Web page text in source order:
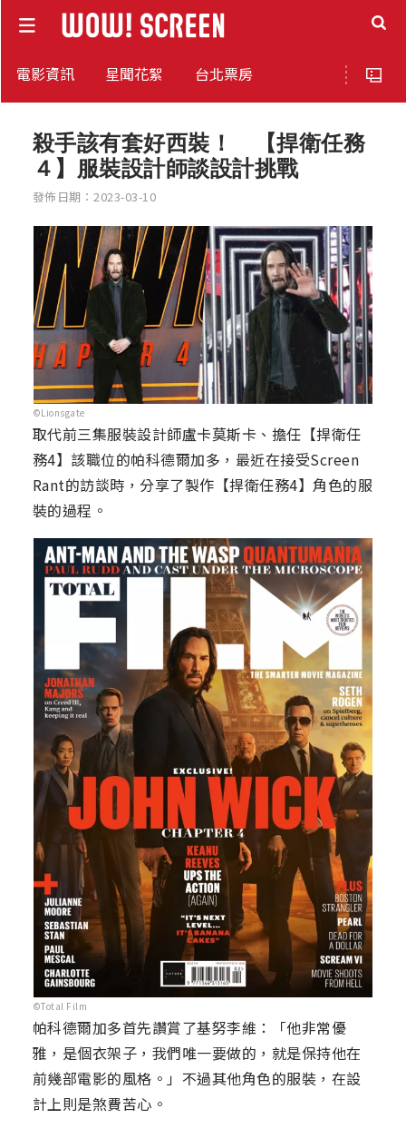
電影資訊 星聞花絮 台北票房
殺手該有套好西裝！ 【捍衛任務
４】服裝設計師談設計挑戰
發佈日期：2023-03-10
©Lionsgate
取代前三集服裝設計師盧卡莫斯卡、擔任【捍衛任
務4】該職位的帕科德爾加多，最近在接受Screen
Rant的訪談時，分享了製作【捍衛任務4】角色的服
裝的過程。
©Total Film
帕科德爾加多首先讚賞了基努李維：「他非常優
雅，是個衣架子，我們唯一要做的，就是保持他在
前幾部電影的風格。」不過其他角色的服裝，在設
計上則是煞費苦心。